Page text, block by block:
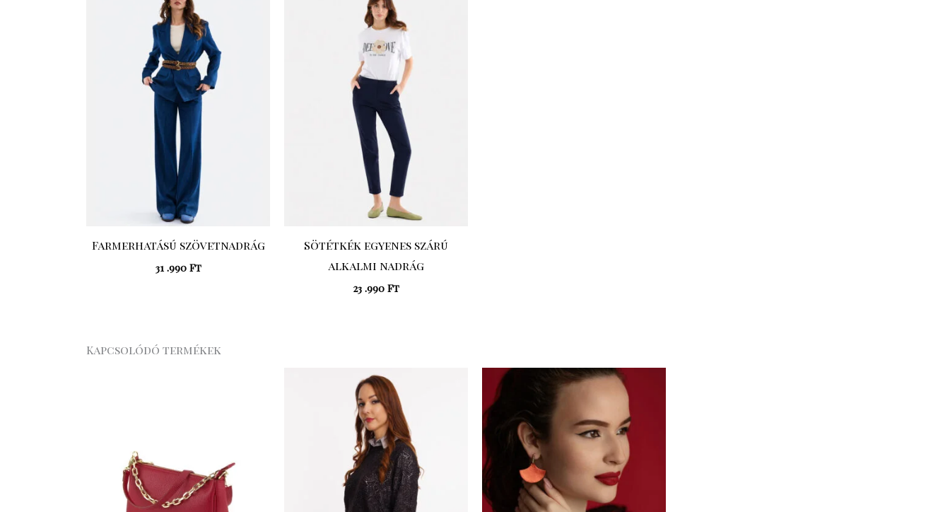
Farmerhatású szövetnadrág
31 .990 Ft
Sötétkék egyenes szárú
alkalmi nadrág
23 .990 Ft
Kapcsolódó termékek
Original
price
was:
31
.990 Ft.